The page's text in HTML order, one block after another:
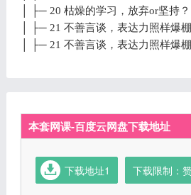
│ ├─ 20 枯燥的学习，放弃or坚持
│ ├─ 21 不善言谈，表达力照样爆
│ ├─ 21 不善言谈，表达力照样爆
本套网课-百度云网盘下载地址
下载地址1 下载限制：